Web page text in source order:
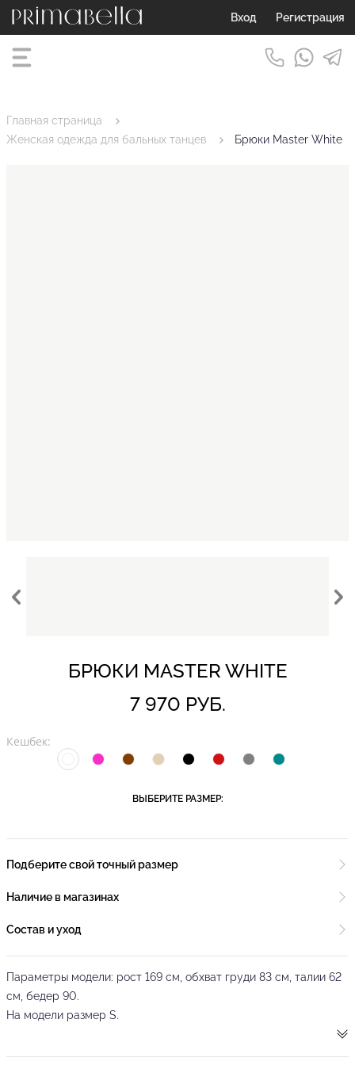
Вход Регистрация
Главная страница
Женская одежда для бальных танцев
Брюки Master White
БРЮКИ MASTER WHITE
7 970 РУБ.
Кешбек:
ВЫБЕРИТЕ РАЗМЕР:
Подберите свой точный размер
Наличие в магазинах
Состав и уход
Параметры модели: рост 169 см, обхват груди 83 см, талии 62
см, бедер 90.
На модели размер S.